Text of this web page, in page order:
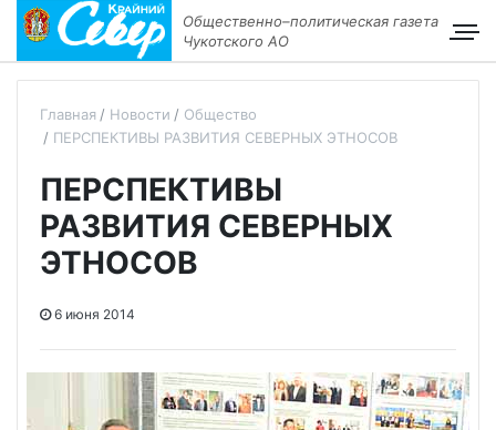
Общественно–политическая газета
Чукотского АО
Главная Новости
Общество
ПЕРСПЕКТИВЫ РАЗВИТИЯ СЕВЕРНЫХ ЭТНОСОВ
ПЕРСПЕКТИВЫ
РАЗВИТИЯ СЕВЕРНЫХ
ЭТНОСОВ
6 июня 2014